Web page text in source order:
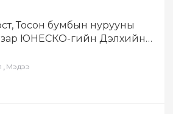
Тосон бумбын нурууны
ЮНЕСКО-гийн Дэлхийн
шийдвэрийг Парагвай…
, Мэдээ